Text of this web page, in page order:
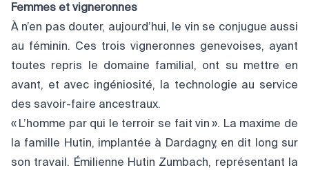
Femmes et vigneronnes
À n’en pas douter, aujourd’hui, le vin se conjugue aussi
au féminin. Ces trois vigneronnes genevoises, ayant
toutes repris le domaine familial, ont su mettre en
avant, et avec ingéniosité, la technologie au service
des savoir-faire ancestraux.
« L’homme par qui le terroir se fait vin ». La maxime de
la famille Hutin, implantée à Dardagny, en dit long sur
son travail. Émilienne Hutin Zumbach, représentant la